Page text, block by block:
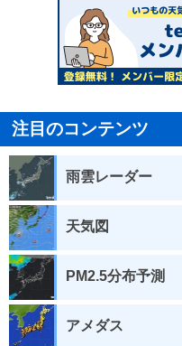
注目のコンテンツ
雨雲レーダー
天気図
PM2.5分布予測
アメダス